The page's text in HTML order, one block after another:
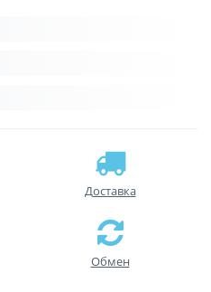
Доставка
Обмен